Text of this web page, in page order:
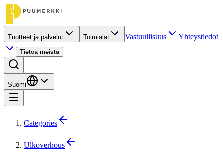
Tuotteet ja palvelut Toimialat Vastuullisuus Yhteystiedot
Tietoa meistä
Suomi
Categories
Ulkoverhous